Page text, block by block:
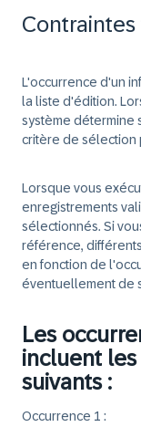
L'occurrence d'un
la liste d'édition.
système détermine
critère de sélection
Lorsque vous
enregistrements
sélectionnés. Si
référence,
en fonction de
éventuellement de
Les
incluent
suivants :
Occurrence 1 :